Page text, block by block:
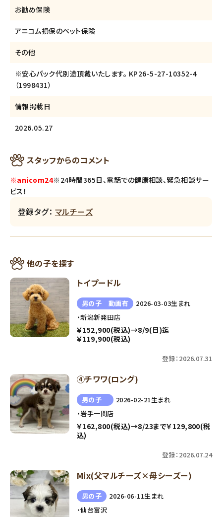
お勧め保険
アニコム損保のペット保険
その他
※安心パック代別途頂戴いたします。 KP26-5-27-10352-4
（1998431）
情報掲載日
2026.05.27
スタッフからのコメント
※anicom24※24時間365日、電話での健康相談、緊急相談サー
ビス！
登録タグ： マルチーズ
他の子を探す
トイプードル
男の子 動画有
2026-03-03生まれ
・新潟新発田店
￥152,900(税込)→8/9(日)迄
￥119,900(税込)
登録：2026.07.31
④チワワ(ロング)
男の子
2026-02-21生まれ
・岩手一関店
￥162,800(税込)→8/23まで￥129,800(税
込)
登録：2026.07.24
Mix(父マルチーズ×母シーズー)
男の子
2026-06-11生まれ
・仙台富沢